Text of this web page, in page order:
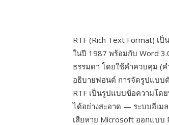
RTF (Rich Text Format) เ
ในปี 1987 พร้อมกับ Word
ธรรมดา โดยใช้คำควบคุม (
อธิบายฟอนต์ การจัดรูปแบบตั
RTF เป็นรูปแบบข้อความโด
ได้อย่างสะอาด — ระบบอีเม
เสียหาย Microsoft ออกแบ